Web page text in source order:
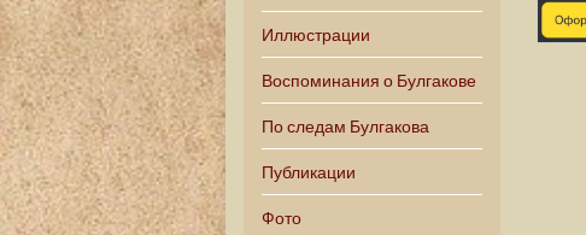
Иллюстрации
Воспоминания о Булгакове
По следам Булгакова
Публикации
Фото